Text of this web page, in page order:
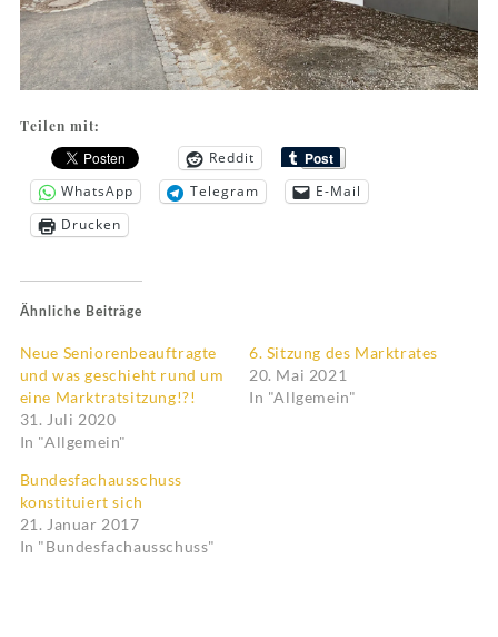
Teilen mit:
Reddit
WhatsApp
Telegram
E-Mail
Drucken
Ähnliche Beiträge
Neue Seniorenbeauftragte
und was geschieht rund um
eine Marktratsitzung!?!
31. Juli 2020
In "Allgemein"
6. Sitzung des Marktrates
20. Mai 2021
In "Allgemein"
Bundesfachausschuss
konstituiert sich
21. Januar 2017
In "Bundesfachausschuss"